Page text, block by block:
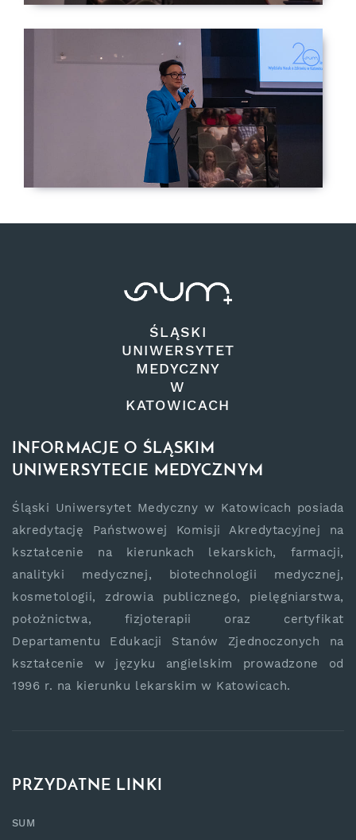
ŚLĄSKI
UNIWERSYTET
MEDYCZNY
W
KATOWICACH
INFORMACJE O ŚLĄSKIM
UNIWERSYTECIE MEDYCZNYM
Śląski Uniwersytet Medyczny w Katowicach posiada
akredytację Państwowej Komisji Akredytacyjnej na
kształcenie na kierunkach lekarskich, farmacji,
analityki medycznej, biotechnologii medycznej,
kosmetologii, zdrowia publicznego, pielęgniarstwa,
położnictwa, fizjoterapii oraz certyfikat
Departamentu Edukacji Stanów Zjednoczonych na
kształcenie w języku angielskim prowadzone od
1996 r. na kierunku lekarskim w Katowicach.
PRZYDATNE LINKI
SUM